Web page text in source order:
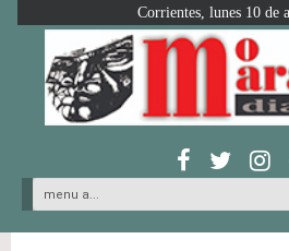
Corrientes, lunes 10 de